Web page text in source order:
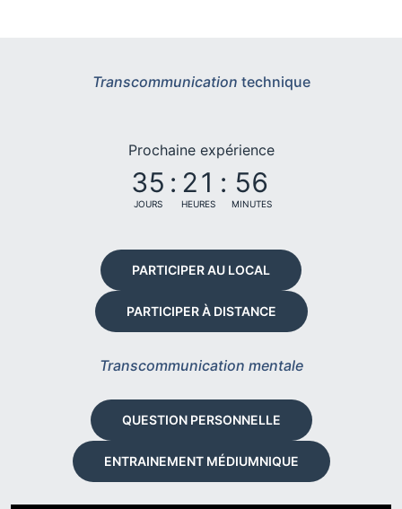
Transcommunication technique
Prochaine expérience
35
JOURS
: 21
HEURES
: 56
MINUTES
PARTICIPER AU LOCAL
PARTICIPER À DISTANCE
Transcommunication mentale
QUESTION PERSONNELLE
ENTRAINEMENT MÉDIUMNIQUE